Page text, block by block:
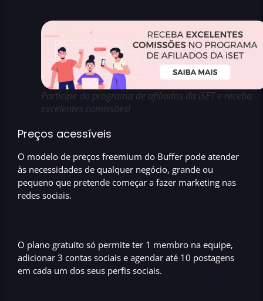
Participe do programa de afiliados da iSET e receba
excelentes comissões!
Preços acessíveis
O modelo de preços freemium do Buffer pode atender
às necessidades de qualquer negócio, grande ou
pequeno que pretende começar a fazer marketing nas
redes sociais.
O plano gratuito só permite ter 1 membro na equipe,
adicionar 3 contas sociais e agendar até 10 postagens
em cada um dos seus perfis sociais.